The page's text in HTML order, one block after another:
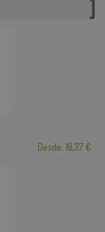
Desde: 18,37 €